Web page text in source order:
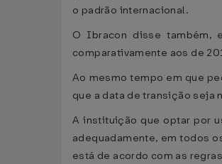
o padrão internacional.
O Ibracon disse também,
comparativamente aos de
Ao mesmo tempo em que
que a data de transição seja
A instituição que optar por
adequadamente, em todos
está de acordo com as